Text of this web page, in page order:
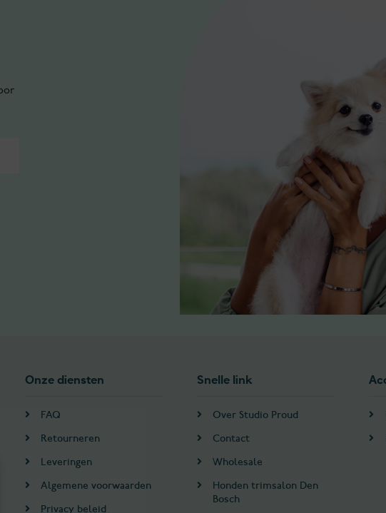
Onze diensten
FAQ
Retourneren
Leveringen
Algemene voorwaarden
Privacy beleid
Snelle link
Over Studio Proud
Contact
Wholesale
Honden trimsalon Den
Bosch